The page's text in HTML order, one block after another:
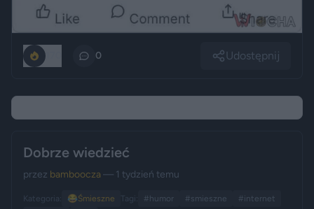
0 Udostępnij
Dobrze wiedzieć
przez bamboocza — 1 tydzień temu
Kategoria: 😂Śmieszne Tagi: #humor #smieszne
#internet